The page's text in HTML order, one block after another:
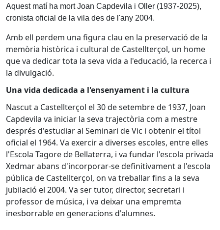
Aquest matí ha mort Joan Capdevila i Oller (1937-2025),
cronista oficial de la vila des de l'any 2004.
Amb ell perdem una figura clau en la preservació de la
memòria històrica i cultural de Castellterçol, un home
que va dedicar tota la seva vida a l'educació, la recerca i
la divulgació.
Una vida dedicada a l'ensenyament i la cultura
Nascut a Castellterçol el 30 de setembre de 1937, Joan
Capdevila va iniciar la seva trajectòria com a mestre
després d'estudiar al Seminari de Vic i obtenir el títol
oficial el 1964. Va exercir a diverses escoles, entre elles
l'Escola Tagore de Bellaterra, i va fundar l'escola privada
Xedmar abans d'incorporar-se definitivament a l'escola
pública de Castellterçol, on va treballar fins a la seva
jubilació el 2004. Va ser tutor, director, secretari i
professor de música, i va deixar una empremta
inesborrable en generacions d'alumnes.